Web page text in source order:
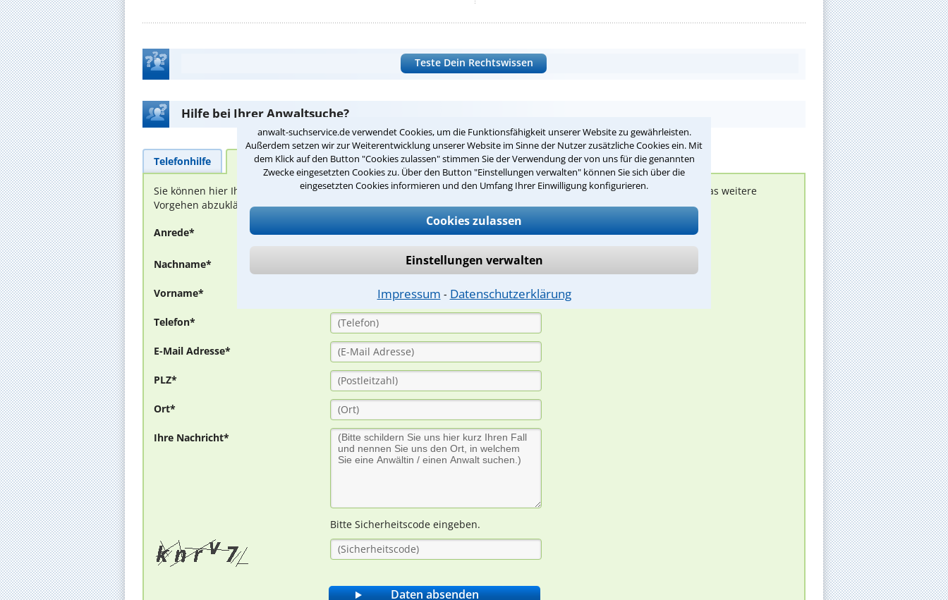
anwalt-suchservice.de verwendet Cookies, um die Funktionsfähigkeit unserer Website zu gewährleisten.
Außerdem setzen wir zur Weiterentwicklung unserer Website im Sinne der Nutzer zusätzliche Cookies ein. Mit
dem Klick auf den Button "Cookies zulassen" stimmen Sie der Verwendung der von uns für die genannten
Zwecke eingesetzten Cookies zu. Über den Button "Einstellungen verwalten" können Sie sich über die
eingesetzten Cookies informieren und den Umfang Ihrer Einwilligung konfigurieren.
Cookies zulassen
Einstellungen verwalten
Impressum ⁃ Datenschutzerklärung
Teste Dein Rechtswissen
Hilfe bei Ihrer Anwaltsuche?
Telefonhilfe Beratungsanfrage
Sie können hier Ihren Fall schildern. Anschließend werden sich spezialisierte Rechtsanwälte bei Ihnen melden, um das weitere
Vorgehen abzuklären. Die Rückmeldung durch einen Anwalt ist für Sie kostenlos.
Anrede* (Anrede)
Nachname*
Vorname*
Telefon*
E-Mail Adresse*
PLZ*
Ort*
Ihre Nachricht*
Bitte Sicherheitscode eingeben.